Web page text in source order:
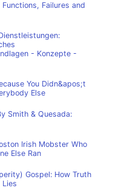
Failures and
- Konzepte -
You Didn&apos;t
Else
Smith & Quesada:
Irish Mobster Who
Else Ran
Gospel: How Truth
Lies